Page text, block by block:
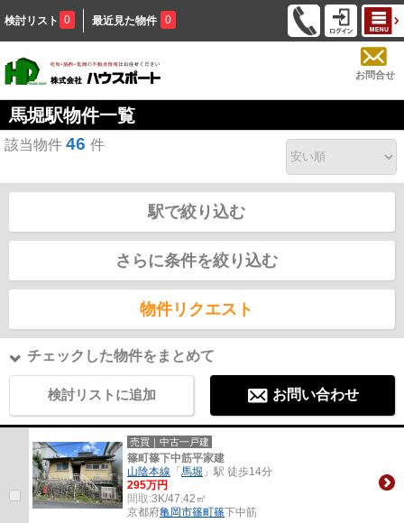
検討リスト 0 最近見た物件 0
お問合せ
馬堀駅物件一覧
該当物件 46 件
駅で絞り込む
さらに条件を絞り込む
物件リクエスト
チェックした物件をまとめて
検討リストに追加 お問い合わせ
売買｜中古一戸建
篠町篠下中筋平家建
山陰本線 「馬堀 」駅 徒歩14分
295万円
間取:3K/47.42㎡
京都府亀岡市篠町篠下中筋